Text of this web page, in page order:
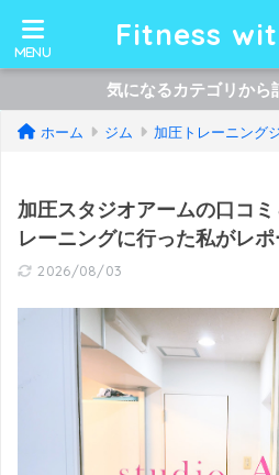
Fitness
気になるカテゴリか
ホーム ジム 加圧トレーニング
加圧スタジオアームの口コ
レーニングに行った私がレ
2026/08/03